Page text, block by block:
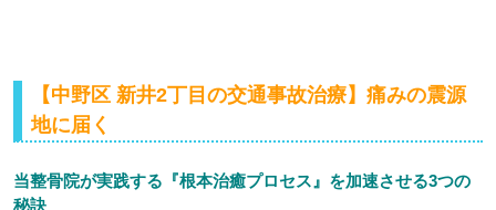
【中野区 新井2丁目の交通事故治療】痛みの震源
地に届く
当整骨院が実践する『根本治癒プロセス』を加速させる3つの
秘訣